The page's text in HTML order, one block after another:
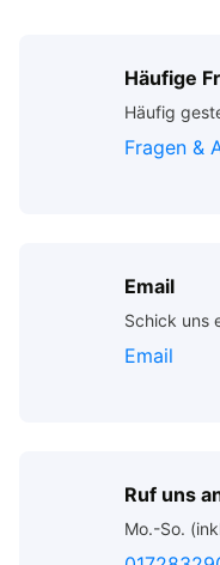
Häufige
Häufig
Fragen &
Email
Schick uns
Email
Ruf uns
Mo.-So.